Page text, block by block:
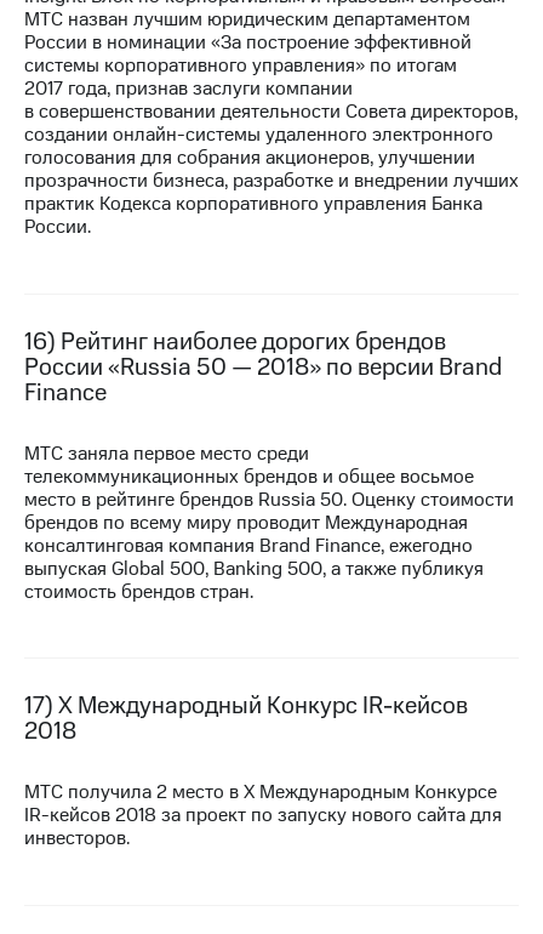
МТС назван лучшим юридическим департаментом
России в номинации «За построение эффективной
системы корпоративного управления» по итогам
2017 года, признав заслуги компании
в совершенствовании деятельности Совета директоров,
создании онлайн-системы удаленного электронного
голосования для собрания акционеров, улучшении
прозрачности бизнеса, разработке и внедрении лучших
практик Кодекса корпоративного управления Банка
России.
16) Рейтинг наиболее дорогих брендов
России «Russia 50 — 2018» по версии Brand
Finance
МТС заняла первое место среди
телекоммуникационных брендов и общее восьмое
место в рейтинге брендов Russia 50. Оценку стоимости
брендов по всему миру проводит Международная
консалтинговая компания Brand Finance, ежегодно
выпуская Global 500, Banking 500, а также публикуя
стоимость брендов стран.
17) X Международный Конкурс IR-кейсов
2018
МТС получила 2 место в X Международным Конкурсе
IR-кейсов2018 за проект по запуску нового сайта для
инвесторов.